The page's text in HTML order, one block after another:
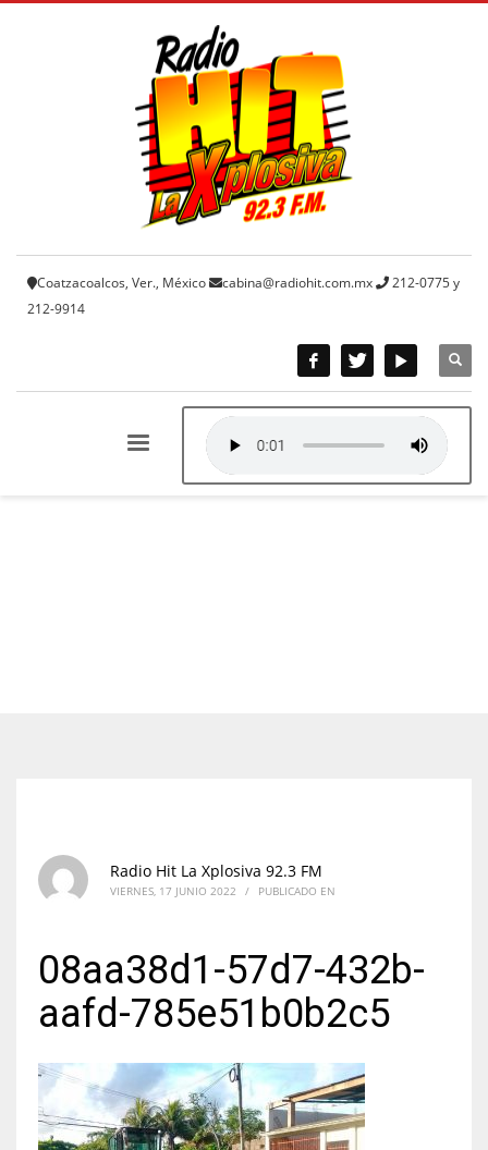
Coatzacoalcos, Ver., México cabina@radiohit.com.mx
212-0775 y
212-9914
Radio Hit La Xplosiva 92.3 FM
VIERNES, 17 JUNIO 2022 / PUBLICADO EN
08aa38d1-57d7-432b-
aafd-785e51b0b2c5